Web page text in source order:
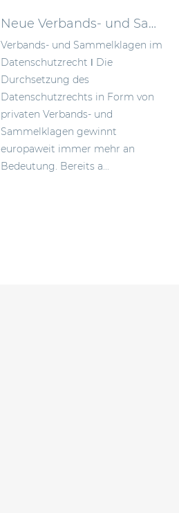
Neue Verbands- und Sammelklagen im Datenschutzrecht
Verbands- und Sammelklagen im
Datenschutzrecht ǀ Die
Durchsetzung des
Datenschutzrechts in Form von
privaten Verbands- und
Sammelklagen gewinnt
europaweit immer mehr an
Bedeutung. Bereits a...